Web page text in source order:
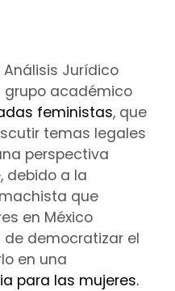
Análisis Jurídico
grupo académico
feministas, que
temas legales
perspectiva
debido a la
que
en México
democratizar el
en una
para las mujeres.